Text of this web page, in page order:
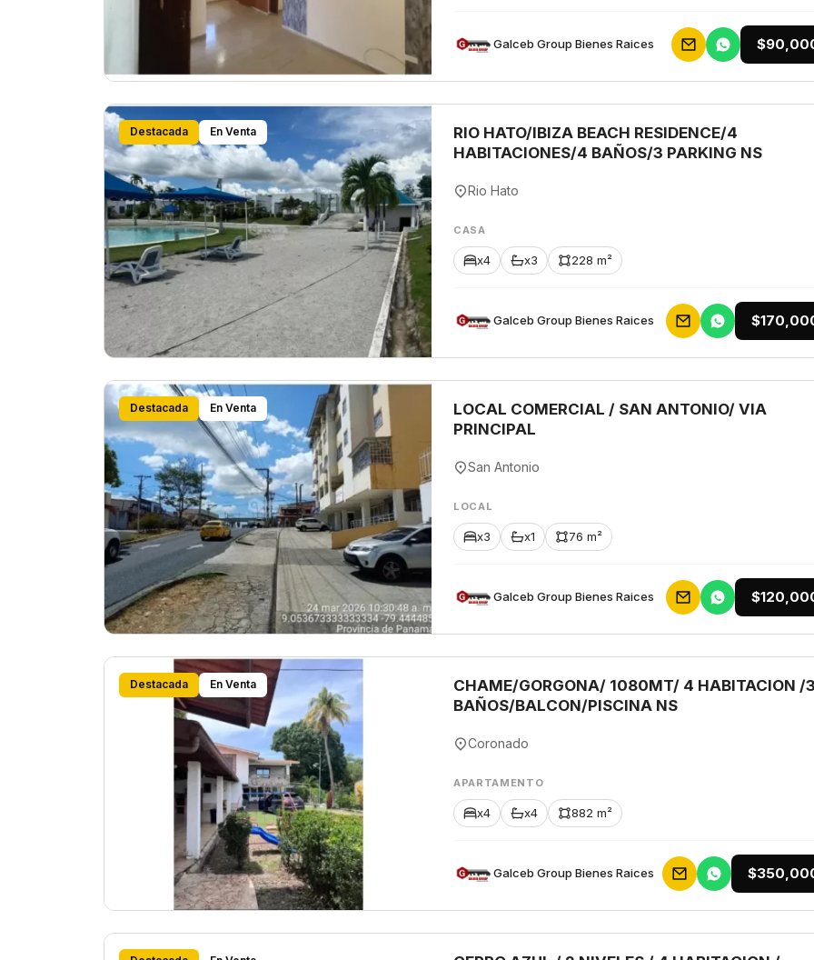
Galceb Group Bienes Raices
Destacada En Venta
RIO HATO/IBIZA BEACH RESIDENCE/4
HABITACIONES/4 BAÑOS/3 PARKING NS
Rio Hato
CASA
x4 x3 228 m²
Galceb Group Bienes Raices
Destacada En Venta
LOCAL COMERCIAL / SAN ANTONIO/ VIA
PRINCIPAL
San Antonio
LOCAL
x3 x1 76 m²
Galceb Group Bienes Raices
Destacada En Venta
CHAME/GORGONA/ 1080MT/ 4 HABITACION /
BAÑOS/BALCON/PISCINA NS
Coronado
APARTAMENTO
x4 x4 882 m²
Galceb Group Bienes Raices